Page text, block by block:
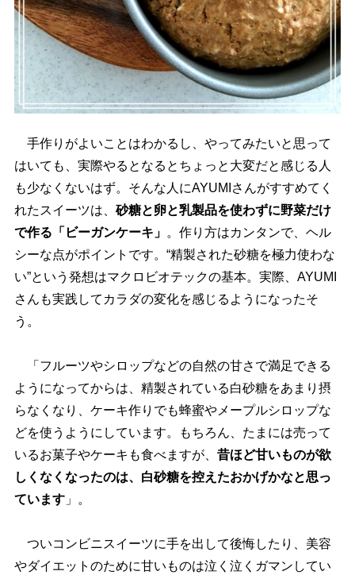
手作りがよいことはわかるし、やってみたいと思って
はいても、実際やるとなるとちょっと大変だと感じる人
も少なくないはず。そんな人にAYUMIさんがすすめてく
れたスイーツは、 砂糖と卵と乳製品を使わずに野菜だけ
で作る「ビーガンケーキ」 。作り方はカンタンで、ヘル
シーな点がポイントです。“精製された砂糖を極力使わな
い”という発想はマクロビオテックの基本。実際、AYUMI
さんも実践してカラダの変化を感じるようになったそ
う。
「フルーツやシロップなどの自然の甘さで満足できる
ようになってからは、精製されている白砂糖をあまり摂
らなくなり、ケーキ作りでも蜂蜜やメープルシロップな
どを使うようにしています。もちろん、たまには売って
いるお菓子やケーキも食べますが、 昔ほど甘いものが欲
しくなくなったのは、白砂糖を控えたおかげかなと思っ
ています」。
ついコンビニスイーツに手を出して後悔したり、美容
ダイエットのために甘いものは泣く泣くガマンしてい